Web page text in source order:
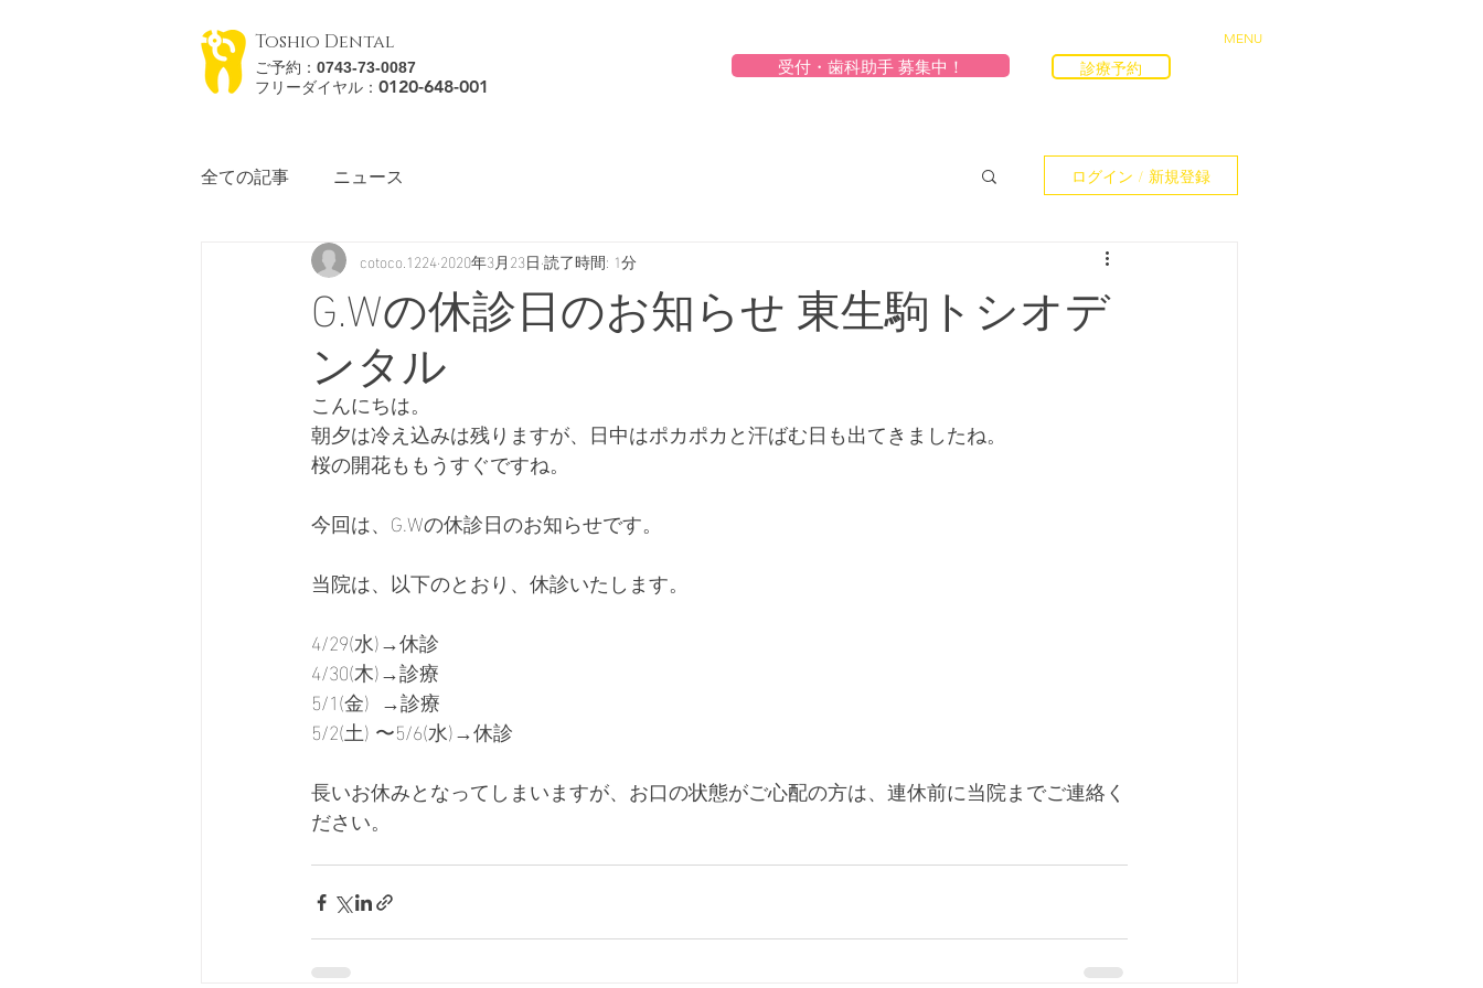
Toshio Dental
ご予約： 0743-73-0087
フリーダイヤル： 0120-648-001
MENU
受付・歯科助手 募集中！ 診療予約
全ての記事 ニュース ログイン / 新規登録
G.Wの休診日のお知らせ 東生駒トシオデ
ンタル
cotoco.12242020年3月23日 読了時間: 1分
こんにちは。
朝夕は冷え込みは残りますが、日中はポカポカと汗ばむ日も出てきましたね。
桜の開花ももうすぐですね。
今回は、G.Wの休診日のお知らせです。
当院は、以下のとおり、休診いたします。
4/29(水)→休診
4/30(木)→診療
5/1(金)  →診療
5/2(土) 〜5/6(水)→休診
長いお休みとなってしまいますが、お口の状態がご心配の方は、連休前に当院までご連絡く
ださい。